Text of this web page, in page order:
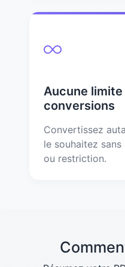
Aucune
conversions
Convertissez
le souhaitez
ou restriction.